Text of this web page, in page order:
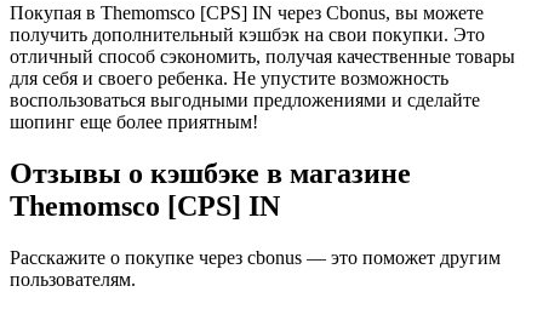
Покупая в Themomsco [CPS] IN через Cbonus, вы можете
получить дополнительный кэшбэк на свои покупки. Это
отличный способ сэкономить, получая качественные товары
для себя и своего ребенка. Не упустите возможность
воспользоваться выгодными предложениями и сделайте
шопинг еще более приятным!
Отзывы о кэшбэке в магазине
Themomsco [CPS] IN
Расскажите о покупке через cbonus — это поможет другим
пользователям.